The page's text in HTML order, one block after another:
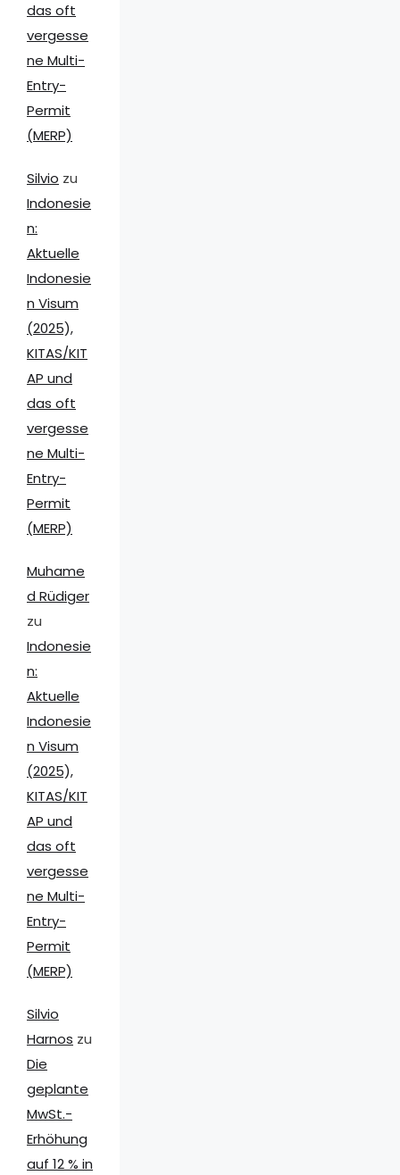
das oft
vergesse
ne Multi-
Entry-
Permit
(MERP)
Silvio zu
Indonesie
n:
Aktuelle
Indonesie
n Visum
(2025),
KITAS/KIT
AP und
das oft
vergesse
ne Multi-
Entry-
Permit
(MERP)
Muhame
d Rüdiger
zu
Indonesie
n:
Aktuelle
Indonesie
n Visum
(2025),
KITAS/KIT
AP und
das oft
vergesse
ne Multi-
Entry-
Permit
(MERP)
Silvio
Harnos zu
Die
geplante
MwSt.-
Erhöhung
auf 12 % in